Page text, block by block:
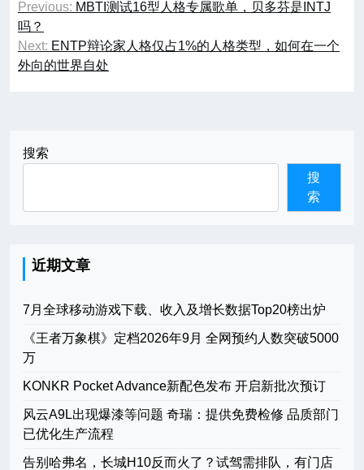
章
导
Previous: MBTI测试16型人格专属歌单，贝多芬是INTJ
吗？
Next: ENTP辩论家人格仅占1%的人格类型，如何在一个
外向的世界自处
搜索
搜
索
近期文章
7月全球移动游戏下载、收入及增长数据Top20榜出炉
《王者万象棋》定档2026年9月 全网预约人数突破5000
万
KONKR Pocket Advance新配色发布 开启新批次预订
风云A9L出现爆漆等问题 奇瑞：提供免费检修 品质部门
已优化生产流程
告别哈弗名，长城H10反而火了？试驾需排队，有门店